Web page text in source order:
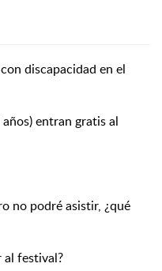
discapacidad en el
entran gratis al
no podré asistir, ¿qué
al festival?